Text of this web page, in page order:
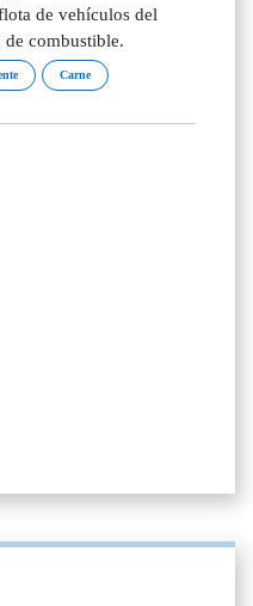
de vehículos del
combustible.
Carne